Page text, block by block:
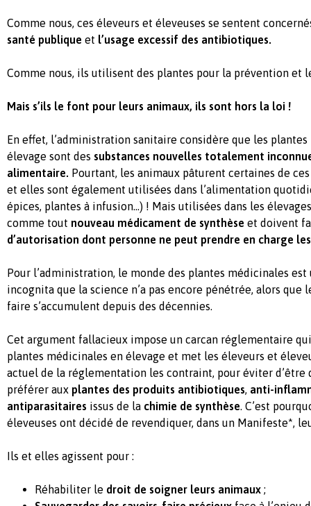
Comme nous, ces éleveurs et éleveuses se sentent
santé publique et l’usage excessif des antibiotiques.
Comme nous, ils utilisent des plantes pour la prévention et
Mais s’ils le font pour leurs animaux, ils sont hors la loi !
En effet, l’administration sanitaire considère que les
élevage sont des substances nouvelles totalement
alimentaire. Pourtant, les animaux pâturent certaines de
et elles sont également utilisées dans l’alimentation
épices, plantes à infusion…) ! Mais utilisées dans les
comme tout nouveau médicament de synthèse et doivent
d’autorisation dont personne ne peut prendre en charge
Pour l’administration, le monde des plantes médicinales
incognita que la science n’a pas encore pénétrée, alors que
faire s’accumulent depuis des décennies.
Cet argument fallacieux impose un carcan réglementaire
plantes médicinales en élevage et met les éleveurs et
actuel de la réglementation les contraint, pour éviter d’être
préférer aux plantes des produits antibiotiques, anti-
antiparasitaires issus de la chimie de synthèse. C’est
éleveuses ont décidé de revendiquer, dans un Manifeste*,
Ils et elles agissent pour :
Réhabiliter le droit de soigner leurs animaux ;